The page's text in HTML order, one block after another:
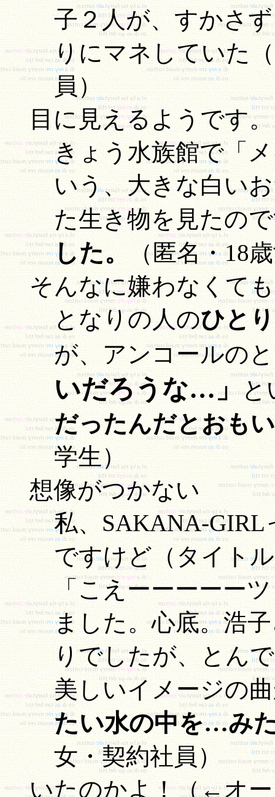
子２人が、すかさ
りにマネしていた
員）
目に見えるようです。
きょう水族館で「
いう、大きな白い
た生き物を見たの
した。
（匿名・18
そんなに嫌わなくて
となりの人のひと
が、アンコールの
いだろうな…」と
だったんだとおも
学生）
想像がつかない
私、SAKANA-
ですけど（タイト
「こえーーーーー
ました。心底。浩
りでしたが、とん
美しいイメージの
たい水の中を…み
女・契約社員）
いたのかよ！（←オ